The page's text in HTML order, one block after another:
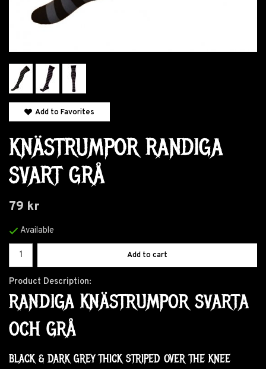
Add to Favorites
KNÄSTRUMPOR RANDIGA
SVART GRÅ
79 kr
Available
Add to cart
Product Description:
RANDIGA KNÄSTRUMPOR SVARTA
OCH GRÅ
BLACK & DARK GREY THICK STRIPED OVER THE KNEE